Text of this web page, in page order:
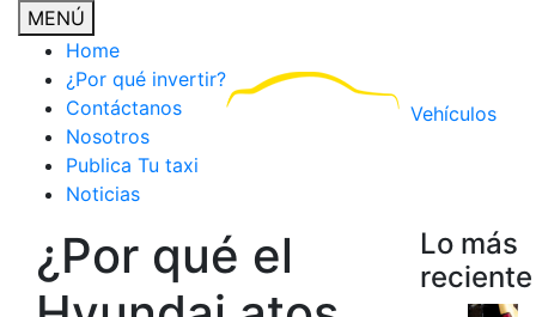
MENÚ
Home
¿Por qué invertir?
Contáctanos
Nosotros
Publica Tu taxi
Noticias
Vehículos
¿Por qué el
Lo más
reciente